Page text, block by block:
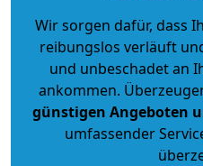
Wir sorgen dafür, dass
reibungslos verläuft
und unbeschadet an
ankommen.
günstigen Angeboten
umfassender